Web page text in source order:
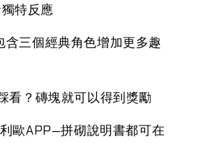
特反應
含三個經典角色增加更多趣
看？磚塊就可以得到獎勵
歐APP—拼砌說明書都可在